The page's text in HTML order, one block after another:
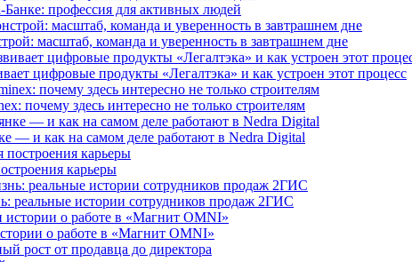
профессия для активных людей
масштаб, команда и уверенность в завтрашнем дне
цифровые продукты «Легалтэка» и как устроен этот процесс
почему здесь интересно не только строителям
— и как на самом деле работают в Nedra Digital
карьеры
реальные истории сотрудников продаж 2ГИС
о работе в «Магнит OMNI»